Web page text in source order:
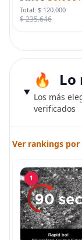
Total: $ 120.000
$ 235.646
Lo
Los más
verificados
Ver rankings
1